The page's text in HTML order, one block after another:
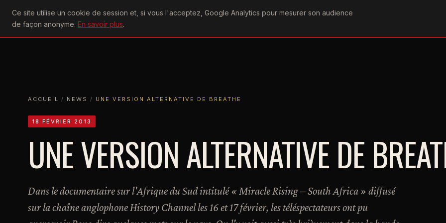
Ce site utilise un cookie de session et, si vous l'acceptez, Google Analytics pour mesurer son audience
de façon anonyme. En savoir plus.
U2achtung
ACCUEIL
ACTU CONCERTS DISCOGRAPHIEPAROLESVIDÉOGRAPHIEFORUMS
ACCUEIL / NEWS / UNE VERSION ALTERNATIVE DE BREATHE
18 FÉVRIER 2013
UNE VERSION ALTERNATIVE DE
Dans le documentaire sur l'Afrique du Sud intitulé « Miracle Rising – South Africa » diffusé
sur la chaîne anglophone History Channel les 16 et 17 février, les téléspectateurs ont pu